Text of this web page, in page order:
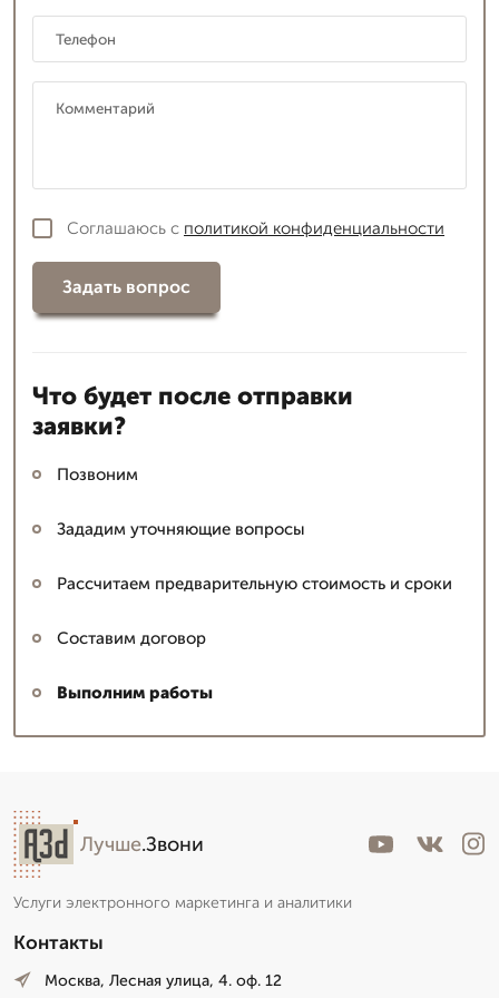
Соглашаюсь с политикой конфиденциальности
Задать вопрос
Что будет после отправки
заявки?
Позвоним
Зададим уточняющие вопросы
Рассчитаем предварительную стоимость и сроки
Составим договор
Выполним работы
Лучше.Звони
Услуги электронного маркетинга и аналитики
Контакты
Москва, Лесная улица, 4. оф. 12